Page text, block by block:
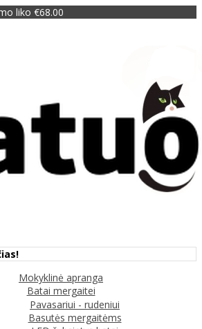
liko €68.00
Mokyklinė apranga
Batai mergaitei
Pavasariui - rudeniui
Basutės mergaitėms